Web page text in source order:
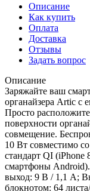
Описание
Как купить
Оплата
Доставка
Отзывы
Задать вопрос
Описание
Заряжайте ваш
органайзера Artic с
Просто
поверхности
совмещение.
10 Вт совместимо
стандарт QI (iPhone
смартфоны
выход: 9 В / 1,1 А;
блокнотом: 64